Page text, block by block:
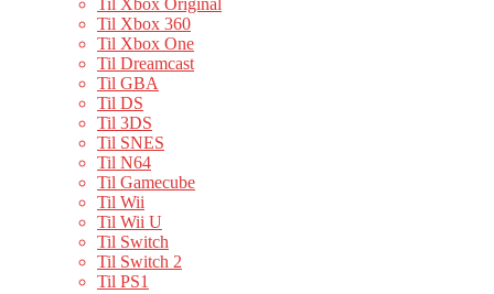
Til Xbox Original
Til Xbox 360
Til Xbox One
Til Dreamcast
Til GBA
Til DS
Til 3DS
Til SNES
Til N64
Til Gamecube
Til Wii
Til Wii U
Til Switch
Til Switch 2
Til PS1